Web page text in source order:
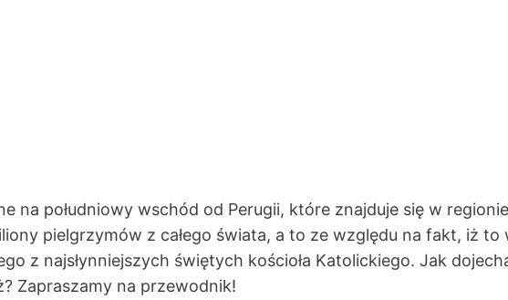
na południowy wschód od Perugii, które znajduje się w
pielgrzymów z całego świata, a to ze względu na fakt, iż to
z najsłynniejszych świętych kościoła Katolickiego. Jak
Zapraszamy na przewodnik!